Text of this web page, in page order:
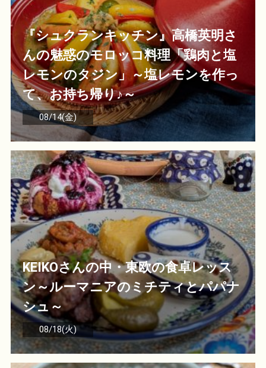
『シュクランキッチン』高橋英明さ
んの魅惑のモロッコ料理「鶏肉と塩
レモンのタジン」～塩レモンを作っ
て、お持ち帰り♪～
08/14(金)
KEIKOさんの中・東欧の食卓レッス
ン～ルーマニアのミチティとパパナ
シュ～
08/18(火)